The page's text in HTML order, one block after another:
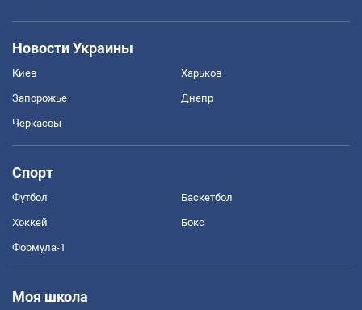
Новости Украины
Киев Харьков
Запорожье Днепр
Черкассы
Спорт
Футбол Баскетбол
Хоккей Бокс
Формула-1
Моя школа